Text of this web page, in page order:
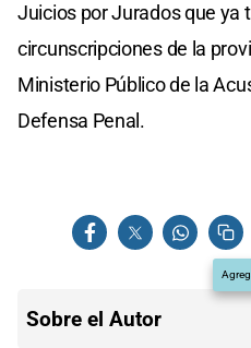
Juicios por Jurados que ya
circunscripciones de la
Ministerio Público de la
Defensa Penal.
Sobre el Autor